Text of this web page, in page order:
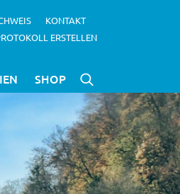
KONTAKT
ERSTELLEN
SHOP